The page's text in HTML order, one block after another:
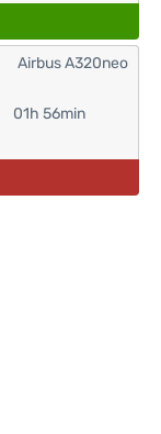
01h 56min
Airbus A320neo